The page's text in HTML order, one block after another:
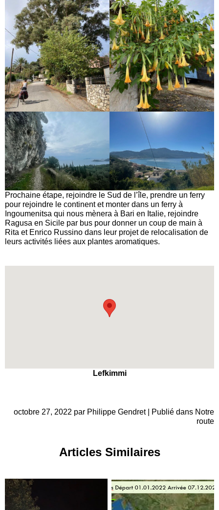
Prochaine étape, rejoindre le Sud de l’île, prendre un ferry
pour rejoindre le continent et monter dans un ferry à
Ingoumenitsa qui nous mènera à Bari en Italie, rejoindre
Ragusa en Sicile par bus pour donner un coup de main à
Rita et Enrico Russino dans leur projet de relocalisation de
leurs activités liées aux plantes aromatiques.
Lefkimmi
octobre 27, 2022 par Philippe Gendret | Publié dans Notre
route
Articles Similaires